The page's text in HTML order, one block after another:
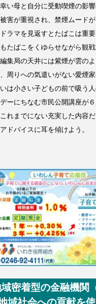
い母と自分に受動喫煙の影
害が重視され、禁煙ムード
ラマを見返すとたばこは重
たばこをくゆらせながら観
集局の天井には紫煙が雲の
周りへの気遣いがない愛煙家
は小さい子どもの前で吸う
ーにちなむ市民公開講座が
れまでにない充実した内容
ドバイスに耳を傾けよう。
密着型の金融機関
域社会への貢献を